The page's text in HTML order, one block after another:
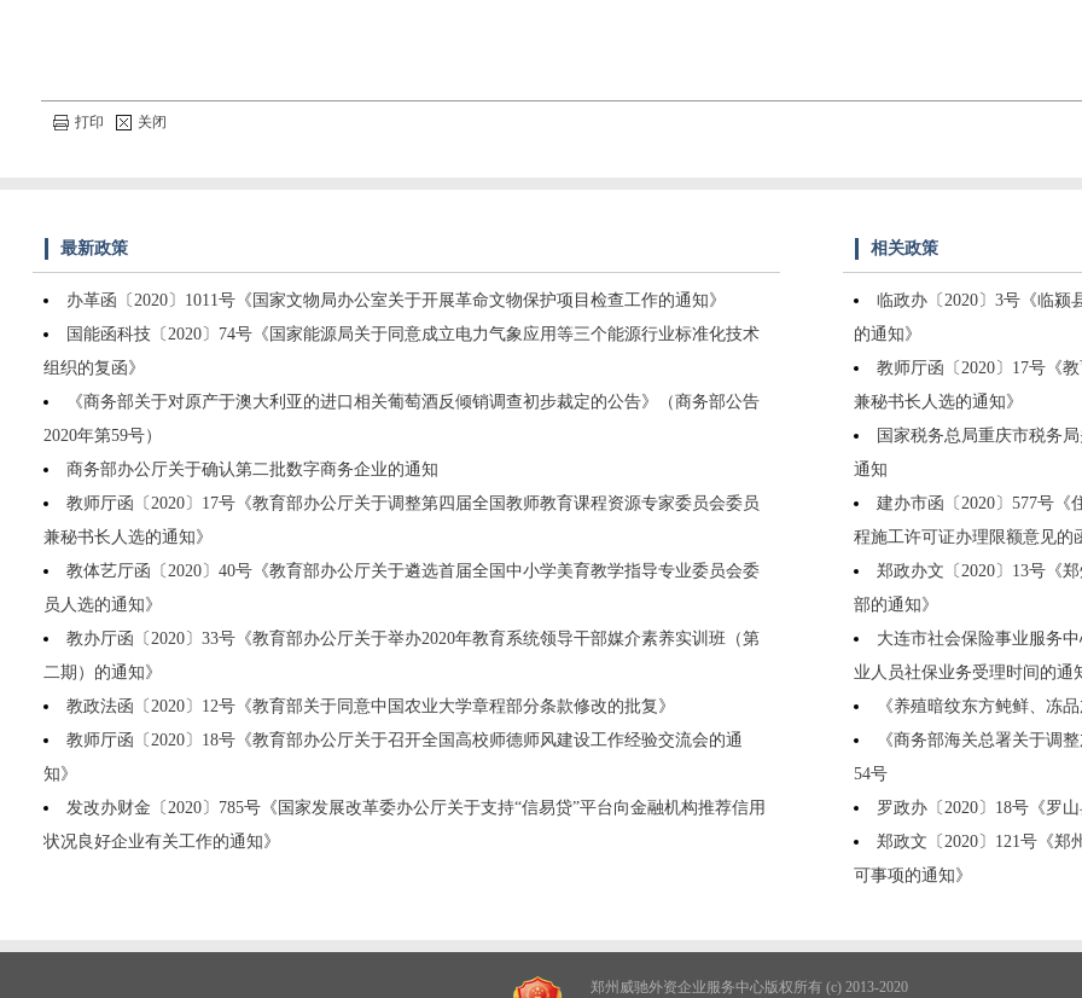
打印 关闭
最新政策
办革函〔2020〕1011号《国家文物局办公室关于开展革命文物保护项目检查工作的通知》
国能函科技〔2020〕74号《国家能源局关于同意成立电力气象应用等三个能源行业标准化技术
组织的复函》
《商务部关于对原产于澳大利亚的进口相关葡萄酒反倾销调查初步裁定的公告》（商务部公告
2020年第59号）
商务部办公厅关于确认第二批数字商务企业的通知
教师厅函〔2020〕17号《教育部办公厅关于调整第四届全国教师教育课程资源专家委员会委员
兼秘书长人选的通知》
教体艺厅函〔2020〕40号《教育部办公厅关于遴选首届全国中小学美育教学指导专业委员会委
员人选的通知》
教办厅函〔2020〕33号《教育部办公厅关于举办2020年教育系统领导干部媒介素养实训班（第
二期）的通知》
教政法函〔2020〕12号《教育部关于同意中国农业大学章程部分条款修改的批复》
教师厅函〔2020〕18号《教育部办公厅关于召开全国高校师德师风建设工作经验交流会的通
知》
发改办财金〔2020〕785号《国家发展改革委办公厅关于支持“信易贷”平台向金融机构推荐信用
状况良好企业有关工作的通知》
相关政策
临政办〔2020〕3号《临颍
的通知》
教师厅函〔2020〕17号《
兼秘书长人选的通知》
国家税务总局重庆市税务
通知
建办市函〔2020〕577号
程施工许可证办理限额意见的
郑政办文〔2020〕13号《
部的通知》
大连市社会保险事业服务
业人员社保业务受理时间的通
《养殖暗纹东方鲀鲜、冻
《商务部海关总署关于调
54号
罗政办〔2020〕18号《罗
郑政文〔2020〕121号《
可事项的通知》
郑州威驰外资企业服务中心版权所有 (c) 2013-2020